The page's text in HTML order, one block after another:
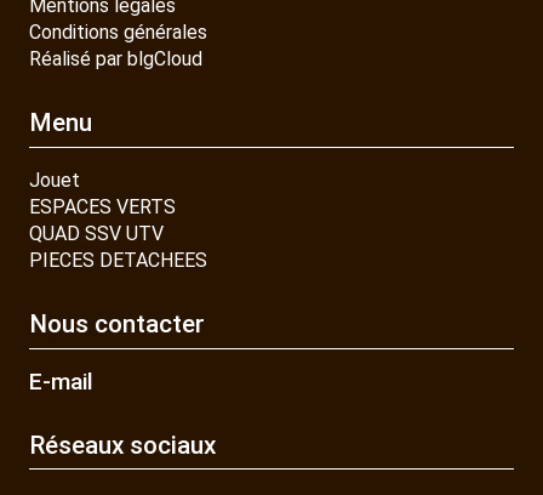
Mentions légales
Conditions générales
Réalisé par blgCloud
Menu
Jouet
ESPACES VERTS
QUAD SSV UTV
PIECES DETACHEES
Nous contacter
E-mail
Réseaux sociaux